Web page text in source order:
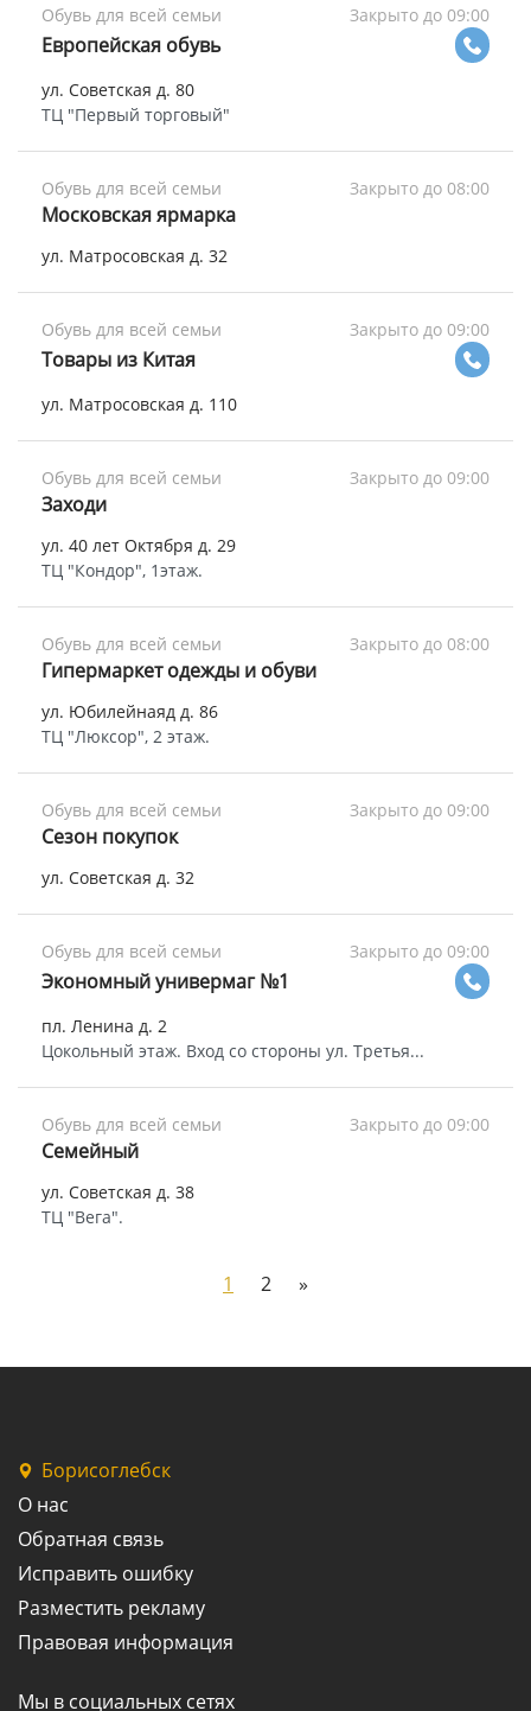
Обувь для всей семьи Закрыто до 09:00
Европейская обувь
ул. Советская д. 80
ТЦ "Первый торговый"
Обувь для всей семьи Закрыто до 08:00
Московская ярмарка
ул. Матросовская д. 32
Обувь для всей семьи Закрыто до 09:00
Товары из Китая
ул. Матросовская д. 110
Обувь для всей семьи Закрыто до 09:00
Заходи
ул. 40 лет Октября д. 29
ТЦ "Кондор", 1этаж.
Обувь для всей семьи Закрыто до 08:00
Гипермаркет одежды и обуви
ул. Юбилейнаяд д. 86
ТЦ "Люксор", 2 этаж.
Обувь для всей семьи Закрыто до 09:00
Сезон покупок
ул. Советская д. 32
Обувь для всей семьи Закрыто до 09:00
Экономный универмаг №1
пл. Ленина д. 2
Цокольный этаж. Вход со стороны ул. Третья...
Обувь для всей семьи Закрыто до 09:00
Семейный
ул. Советская д. 38
ТЦ "Вега".
1 2 »
Борисоглебск
О нас
Обратная связь
Исправить ошибку
Разместить рекламу
Правовая информация
Мы в социальных сетях